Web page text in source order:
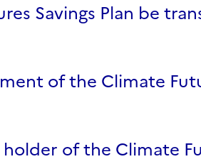
Savings Plan be
of the Climate
of the Climate